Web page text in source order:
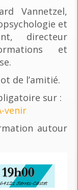
Vannetzel,
et
directeur
et
de l’amitié.
sur :
venir
autour